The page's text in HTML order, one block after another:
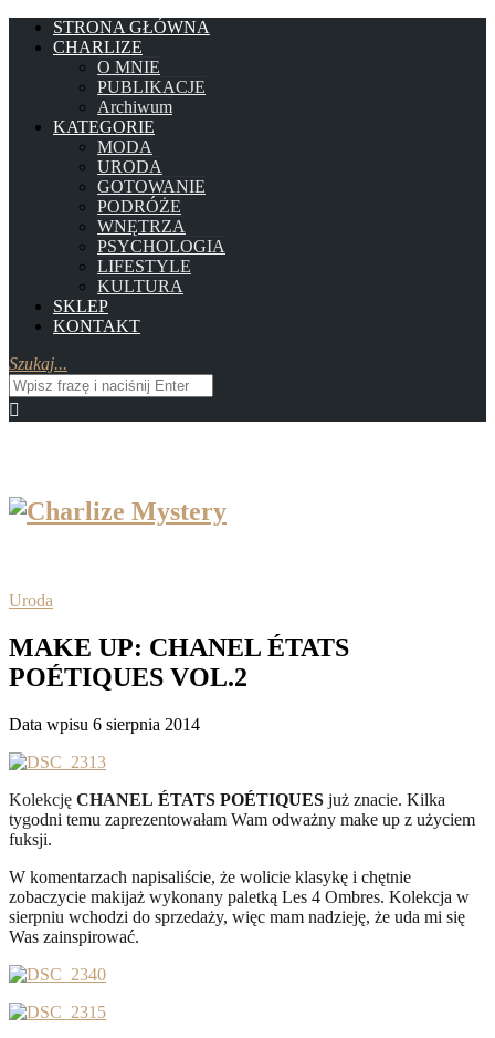
STRONA GŁÓWNA
CHARLIZE
O MNIE
PUBLIKACJE
Archiwum
KATEGORIE
MODA
URODA
GOTOWANIE
PODRÓŻE
WNĘTRZA
PSYCHOLOGIA
LIFESTYLE
KULTURA
SKLEP
KONTAKT
Szukaj...
Uroda
MAKE UP: CHANEL ÉTATS
POÉTIQUES VOL.2
Data wpisu 6 sierpnia 2014
Kolekcję CHANEL ÉTATS POÉTIQUES już znacie. Kilka
tygodni temu zaprezentowałam Wam odważny make up z użyciem
fuksji.
W komentarzach napisaliście, że wolicie klasykę i chętnie
zobaczycie makijaż wykonany paletką Les 4 Ombres. Kolekcja w
sierpniu wchodzi do sprzedaży, więc mam nadzieję, że uda mi się
Was zainspirować.